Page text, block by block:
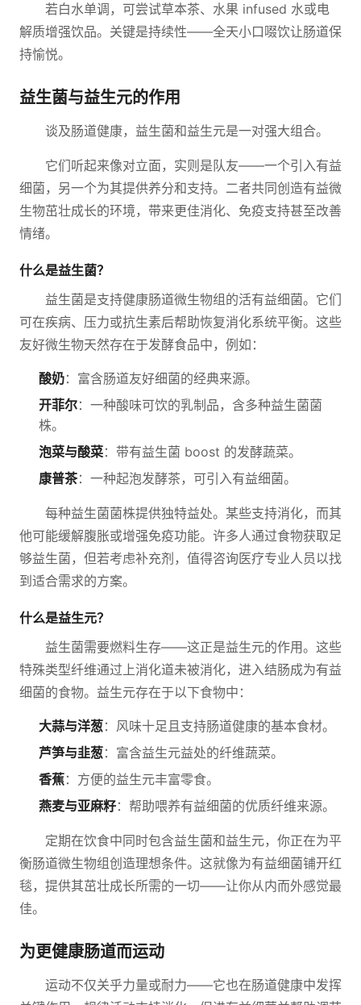
若白水单调，可尝试草本茶、水果 infused 水或电
解质增强饮品。关键是持续性——全天小口啜饮让肠道保
持愉悦。
益生菌与益生元的作用
谈及肠道健康，益生菌和益生元是一对强大组合。
它们听起来像对立面，实则是队友——一个引入有益
细菌，另一个为其提供养分和支持。二者共同创造有益微
生物茁壮成长的环境，带来更佳消化、免疫支持甚至改善
情绪。
什么是益生菌？
益生菌是支持健康肠道微生物组的活有益细菌。它们
可在疾病、压力或抗生素后帮助恢复消化系统平衡。这些
友好微生物天然存在于发酵食品中，例如：
酸奶：富含肠道友好细菌的经典来源。
开菲尔：一种酸味可饮的乳制品，含多种益生菌菌
株。
泡菜与酸菜：带有益生菌 boost 的发酵蔬菜。
康普茶：一种起泡发酵茶，可引入有益细菌。
每种益生菌菌株提供独特益处。某些支持消化，而其
他可能缓解腹胀或增强免疫功能。许多人通过食物获取足
够益生菌，但若考虑补充剂，值得咨询医疗专业人员以找
到适合需求的方案。
什么是益生元？
益生菌需要燃料生存——这正是益生元的作用。这些
特殊类型纤维通过上消化道未被消化，进入结肠成为有益
细菌的食物。益生元存在于以下食物中：
大蒜与洋葱：风味十足且支持肠道健康的基本食材。
芦笋与韭葱：富含益生元益处的纤维蔬菜。
香蕉：方便的益生元丰富零食。
燕麦与亚麻籽：帮助喂养有益细菌的优质纤维来源。
定期在饮食中同时包含益生菌和益生元，你正在为平
衡肠道微生物组创造理想条件。这就像为有益细菌铺开红
毯，提供其茁壮成长所需的一切——让你从内而外感觉最
佳。
为更健康肠道而运动
运动不仅关乎力量或耐力——它也在肠道健康中发挥